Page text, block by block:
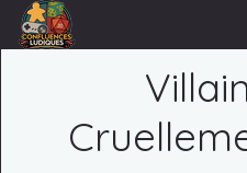
ADHÉRER